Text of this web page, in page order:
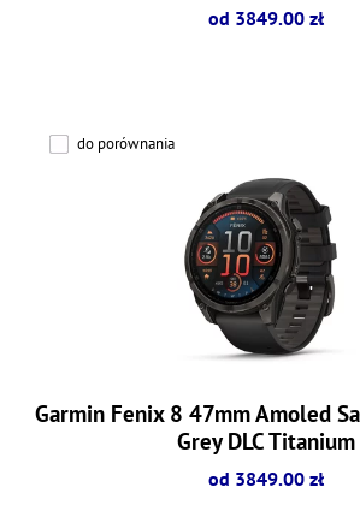
od 3849.00 zł
do porównania
Garmin Fenix 8 47mm Amoled
Grey DLC Titanium
od 3849.00 zł